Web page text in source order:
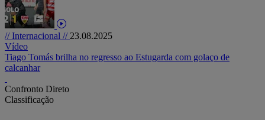
// Internacional // 23.08.2025
Vídeo
Tiago Tomás brilha no regresso ao Estugarda com golaço de
calcanhar
Confronto Direto
Classificação